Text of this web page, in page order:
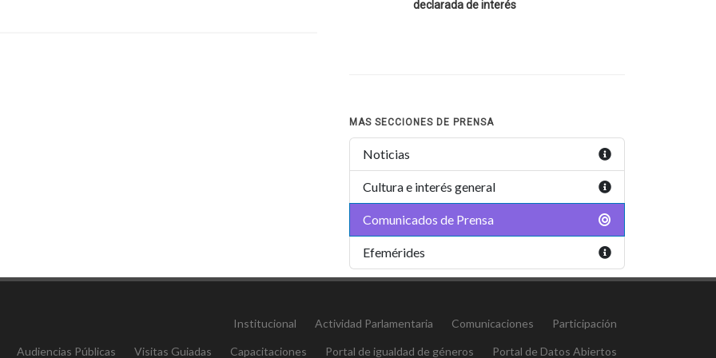
declarada de interés
MAS SECCIONES DE PRENSA
Noticias
Cultura e interés general
Comunicados de Prensa
Efemérides
Institucional Actividad Parlamentaria Comunicaciones Participación
Audiencias Públicas Visitas Guiadas Capacitaciones Portal de igualdad de géneros Portal de Datos Abiertos